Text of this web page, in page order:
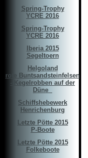
Spring-Trophy
YCRE 2016
Spring-Trophy
YCRE 2016
Iberia 2015
Segeltoern
Helgoland
rote Buntsandsteinfelsen
- Kegelrobben auf der
Düne ­­­ ­
Schiffshebewerk
Henrichenburg
Letzte Pötte 2015
P-Boote
Letzte Pötte 2015
Folkeboote